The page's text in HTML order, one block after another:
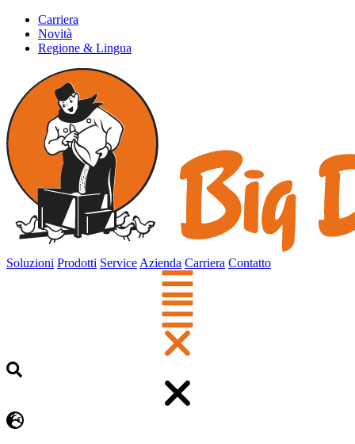
Carriera
Novità
Regione & Lingua
Soluzioni Prodotti Service Azienda Carriera Contatto